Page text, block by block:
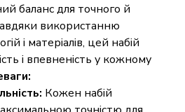
баланс для точного й
використанню
і матеріалів, цей набій
і впевненість у кожному
Кожен набій